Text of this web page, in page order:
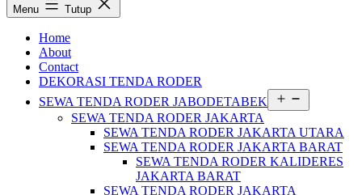
Menu Tutup
Home
About
Contact
DEKORASI TENDA RODER
SEWA TENDA RODER JABODETABEK
menu
SEWA TENDA RODER JAKARTA
SEWA TENDA RODER JAKARTA UTARA
SEWA TENDA RODER JAKARTA BARAT
SEWA TENDA RODER KALIDERES
JAKARTA BARAT
SEWA TENDA RODER JAKARTA